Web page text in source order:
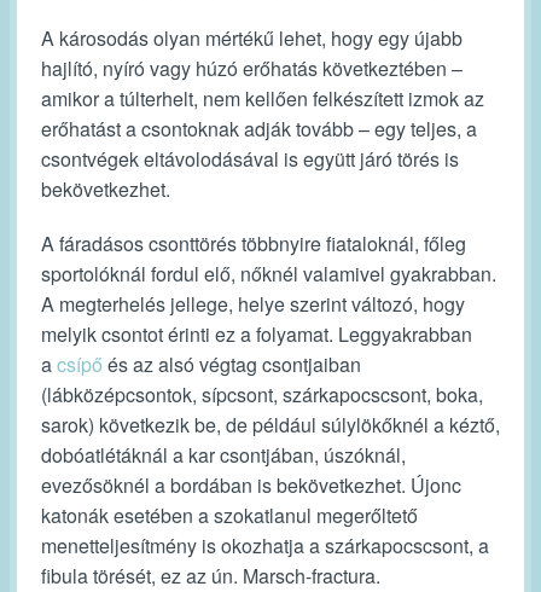
A károsodás olyan mértékű lehet, hogy egy újabb
hajlító, nyíró vagy húzó erőhatás következtében –
amikor a túlterhelt, nem kellően felkészített izmok az
erőhatást a csontoknak adják tovább – egy teljes, a
csontvégek eltávolodásával is együtt járó törés is
bekövetkezhet.
A fáradásos csonttörés többnyire fiataloknál, főleg
sportolóknál fordul elő, nőknél valamivel gyakrabban.
A megterhelés jellege, helye szerint változó, hogy
melyik csontot érinti ez a folyamat. Leggyakrabban
acsípő és az alsó végtag csontjaiban
(lábközépcsontok, sípcsont, szárkapocscsont, boka,
sarok) következik be, de például súlylökőknél a kéztő,
dobóatlétáknál a kar csontjában, úszóknál,
evezősöknél a bordában is bekövetkezhet. Újonc
katonák esetében a szokatlanul megerőltető
menetteljesítmény is okozhatja a szárkapocscsont, a
fibula törését, ez az ún. Marsch-fractura.